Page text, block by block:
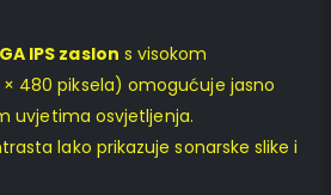
IPS zaslon s visokom
480 piksela) omogućuje jasno
uvjetima osvjetljenja.
lako prikazuje sonarske slike i